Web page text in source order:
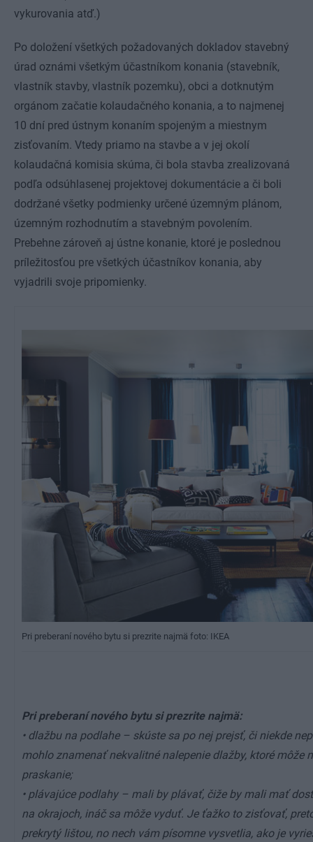
vykurovania atď.)
Po doložení všetkých požadovaných dokladov stavebný
úrad oznámi všetkým účastníkom konania (stavebník,
vlastník stavby, vlastník pozemku), obci a dotknutým
orgánom začatie kolaudačného konania, a to najmenej
10 dní pred ústnym konaním spojeným a miestnym
zisťovaním. Vtedy priamo na stavbe a v jej okolí
kolaudačná komisia skúma, či bola stavba zrealizovaná
podľa odsúhlasenej projektovej dokumentácie a či boli
dodržané všetky podmienky určené územným plánom,
územným rozhodnutím a stavebným povolením.
Prebehne zároveň aj ústne konanie, ktoré je poslednou
príležitosťou pre všetkých účastníkov konania, aby
vyjadrili svoje pripomienky.
Pri preberaní nového bytu si prezrite najmä foto: IKEA
Pri preberaní nového bytu si prezrite najmä:
• dlažbu na podlahe – skúste sa po nej prejsť, či niekde
mohlo znamenať nekvalitné nalepenie dlažby, ktoré môže
praskanie;
• plávajúce podlahy– mali by plávať, čiže by mali mať
na okrajoch, ináč sa môže vyduť. Je ťažko to zisťovať,
prekrytý lištou, no nech vám písomne vysvetlia, ako je